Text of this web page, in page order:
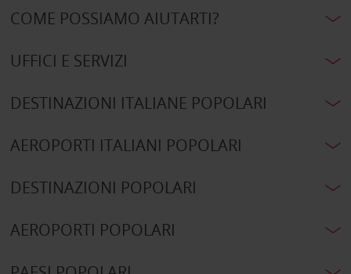
COME POSSIAMO AIUTARTI?
UFFICI E SERVIZI
DESTINAZIONI ITALIANE POPOLARI
AEROPORTI ITALIANI POPOLARI
DESTINAZIONI POPOLARI
AEROPORTI POPOLARI